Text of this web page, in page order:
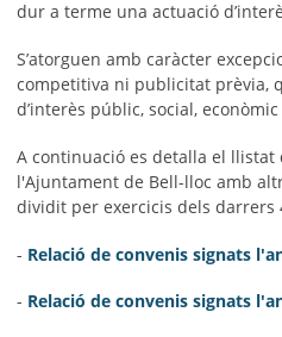
dur a terme una actuació
S’atorguen amb caràcter
competitiva ni publicitat prèvia,
d’interès públic, social,
A continuació es detalla el llistat
l'Ajuntament de Bell-lloc amb
dividit per exercicis dels darrers
- Relació de convenis signats
- Relació de convenis signats